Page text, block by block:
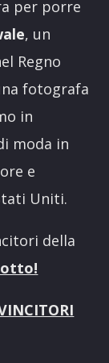
per porre
, un
Regno
fotografa
in
moda in
e
Uniti.
della